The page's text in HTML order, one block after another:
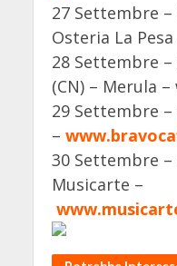
27 Settembre –
Osteria La
28 Settembre
(CN) – Merula
29 Settembre –
–
30 Settembre –
Musicarte –